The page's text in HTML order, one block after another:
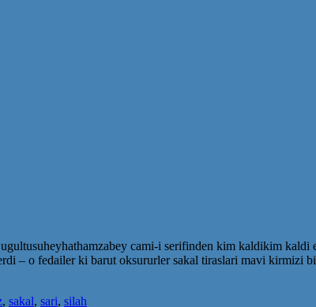
cami-i serifinden kim kaldikim kaldi
– o fedailer ki barut oksururler sakal tiraslari mavi kirmizi
, sakal, sari, silah